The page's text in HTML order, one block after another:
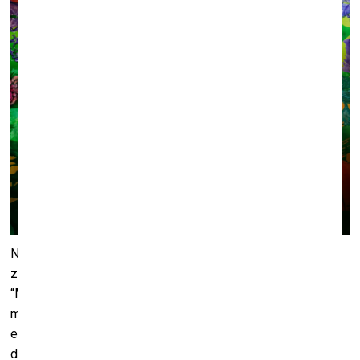
No 13.jūlija līdz 16. septembrim Aspazijas mājas izstāžu
zālē būs skatām Veltas Emīlijas Platupes izstāde
“Maģiskās jūras būtnes. Kur tās mīt?”. 4. Starptautiskās
mākslas biennāles “Marīna 2023” ietvaros rīkotā
ekspozīcija atklās Aspazijas radīto jūras pasauli, kurā mīt
dažādas mītiskas un maģiskas radības.